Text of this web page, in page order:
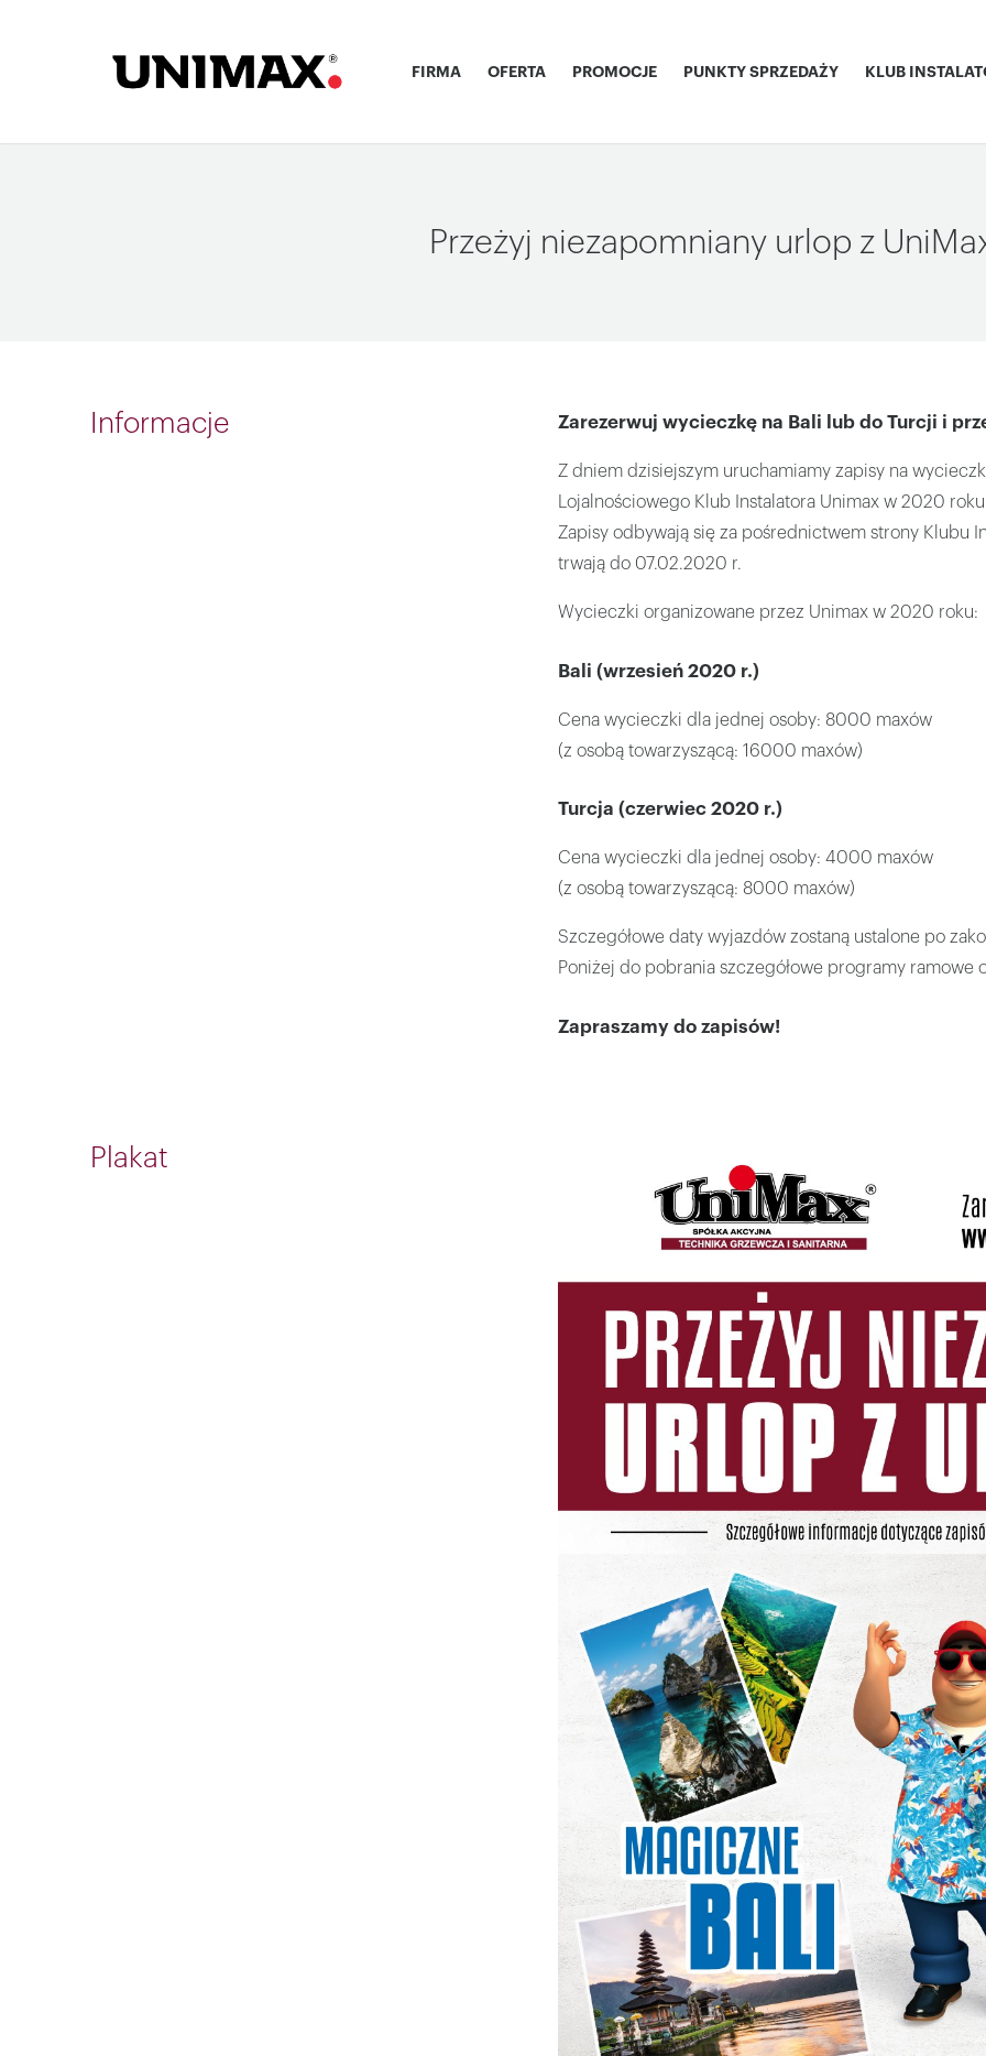
FIRMA OFERTA PROMOCJE PUNKTY SPRZEDAŻY KLUB
Przeżyj niezapomniany urlop z
Informacje Zarezerwuj wycieczkę na Bali lub do Turcji i
Z dniem dzisiejszym uruchamiamy zapisy na
Lojalnościowego Klub Instalatora Unimax w 2020
Zapisy odbywają się za pośrednictwem strony Klubu
trwają do 07.02.2020 r.
Wycieczki organizowane przez Unimax w 2020 roku:
Bali (wrzesień 2020 r.)
Cena wycieczki dla jednej osoby: 8000 maxów
(z osobą towarzyszącą: 16000 maxów)
Turcja (czerwiec 2020 r.)
Cena wycieczki dla jednej osoby: 4000 maxów
(z osobą towarzyszącą: 8000 maxów)
Szczegółowe daty wyjazdów zostaną ustalone po
Poniżej do pobrania szczegółowe programy ramowe
Zapraszamy do zapisów!
Plakat